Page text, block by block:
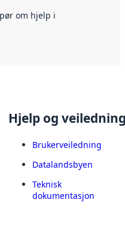
om hjelp i
Hjelp og
Brukerveiledning
Datalandsbyen
Teknisk
dokumentasjon